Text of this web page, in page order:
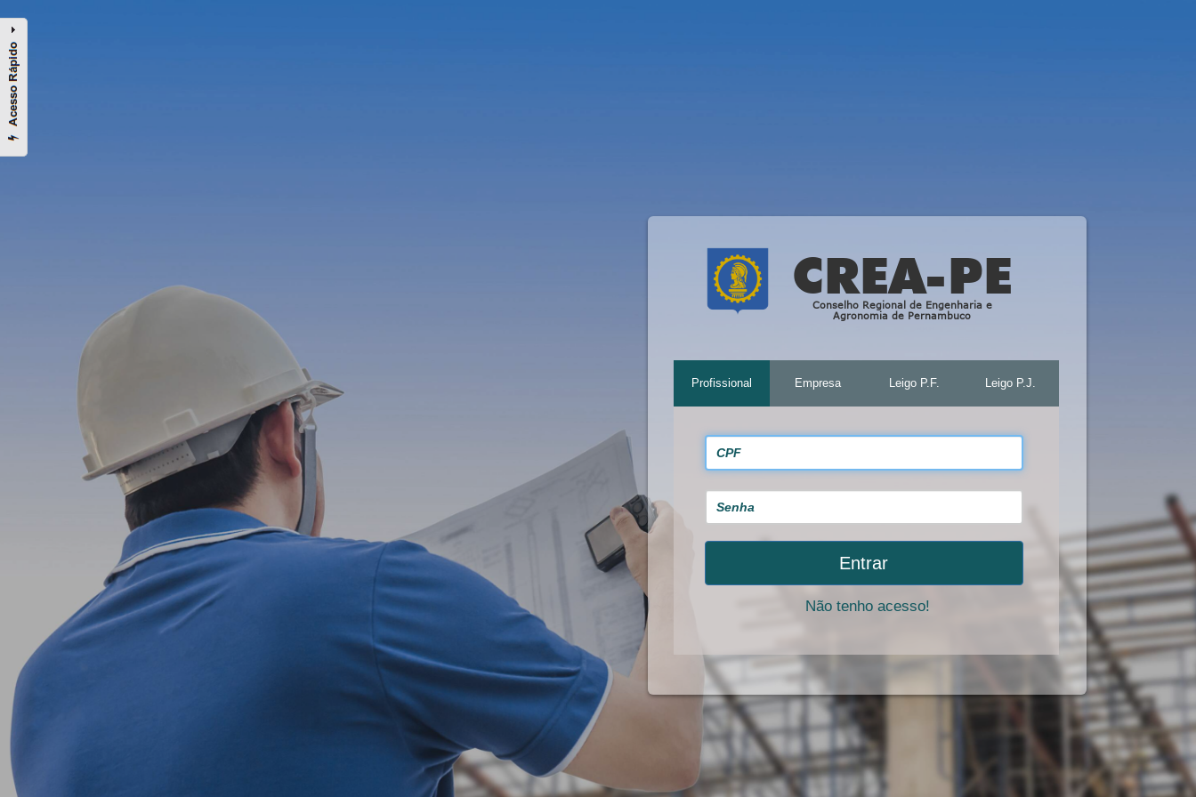
CREA-PE
Conselho Regional de Engenharia e
Agronomia de Pernambuco
Profissional Empresa Leigo P.F. Leigo P.J.
Entrar
Não tenho acesso!